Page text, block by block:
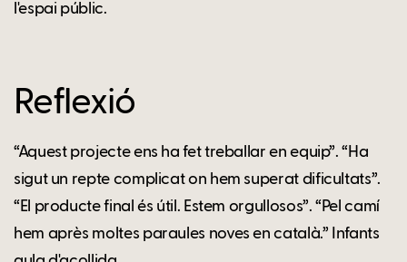
l'espai públic.
Reflexió
“Aquest projecte ens ha fet treballar en equip”. “Ha
sigut un repte complicat on hem superat dificultats”.
“El producte final és útil. Estem orgullosos”. “Pel camí
hem après moltes paraules noves en català.” Infants